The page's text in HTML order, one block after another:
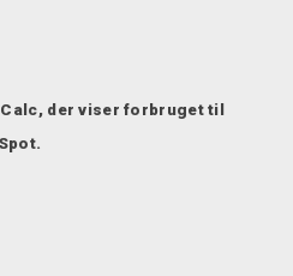
der viser forbruget til